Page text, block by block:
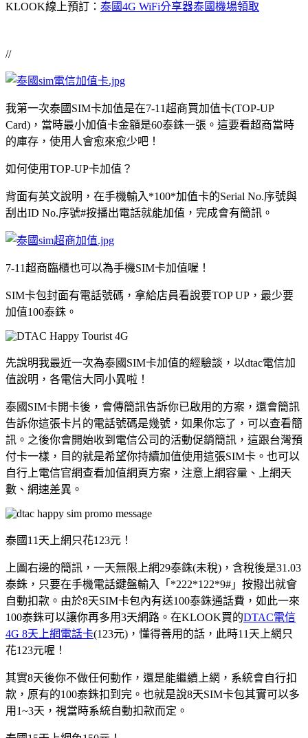
KLOOK線上預訂： 泰國4G WiFi分享器泰國機場領取
//
我第一次泰國SIM卡加值是在7-11超商買加值卡(TOP-UP
Card)，當時最小加值卡金額是60泰銖一張。這要看超商當時
的庫存，使用人會愈來愈少吧！
如何使用TOP-UP卡加值？
背面有英文說明，在手機輸入*100*加值卡的Serial No.序號與
刮出ID No.序號#按播出電話就能加值，完成會有簡訊。
7-11超商臨櫃也可以為手機SIM卡加值喔！
SIM卡包封面有電話號碼，拿給店員看說要TOP UP，最少要
加值100泰銖。
先說明我最近一次為泰國SIM卡加值的經驗談，以dtac電信加
值說明，各電信大同小異啦！
泰國SIM卡開卡後，會傳簡訊告訴你已啟用的方案，還會簡訊
告訴你這張卡片的電話號碼是幾號，如果你忘了，可以查看簡
訊。之後你會開始收到電信公司的活動促銷簡訊，這跟台灣預
付卡一樣，目的就是希望你持續加值使用這張SIM卡。也可以
自行上電信官網查看加值網頁方案，注意上網容量、上網天
數、網速差異。
泰國11天上網只花123元！
上圖右邊的簡訊，一天無限上網29泰銖(未稅)，含稅後是31.03
泰銖，只要在手機電話鍵盤輸入「*222*122*9#」按撥出就會
自動扣款。由於8天SIM卡包內有送100泰銖通話費，如此一來
100泰銖可以讓你再多用3天網路。在KLOOK買的DTAC電信
4G 8天上網電話卡(123元)，懂得善用的話，此時11天上網只
花123元喔！
其實8天後你不做任何動作，還是能繼續上網，系統會自行扣
款，原有的100泰銖扣到完。也就是說8天SIM卡包其實可以多
用1~3天，視當時系統自動扣款而定。